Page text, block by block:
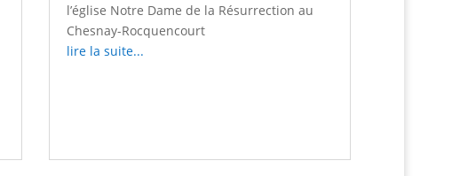
l’église Notre Dame de la Résurrection au
Chesnay-Rocquencourt
lire la suite...